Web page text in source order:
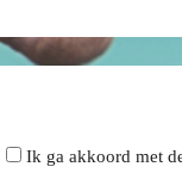
Ik ga akkoord met